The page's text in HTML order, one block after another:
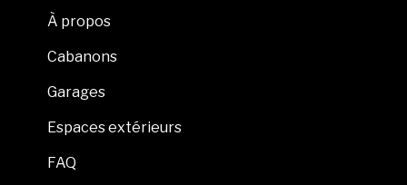
À propos
Cabanons
Garages
Espaces extérieurs
FAQ